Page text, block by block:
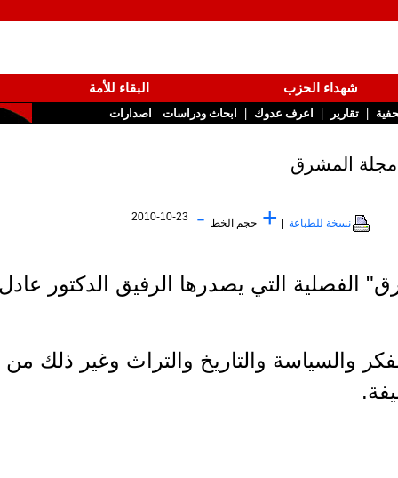
شهداء الحزب
البقاء للأمة
تقارير |اعرف عدوك|ابحاث ودراسات اصدارات
نسخة للطباعة |
+حجم الخط-
2010-10-23
مجلة "المشرق" الفصلية التي يصدرها الرفيق الدكتور عادل
والتاريخ والتراث وغير ذلك من